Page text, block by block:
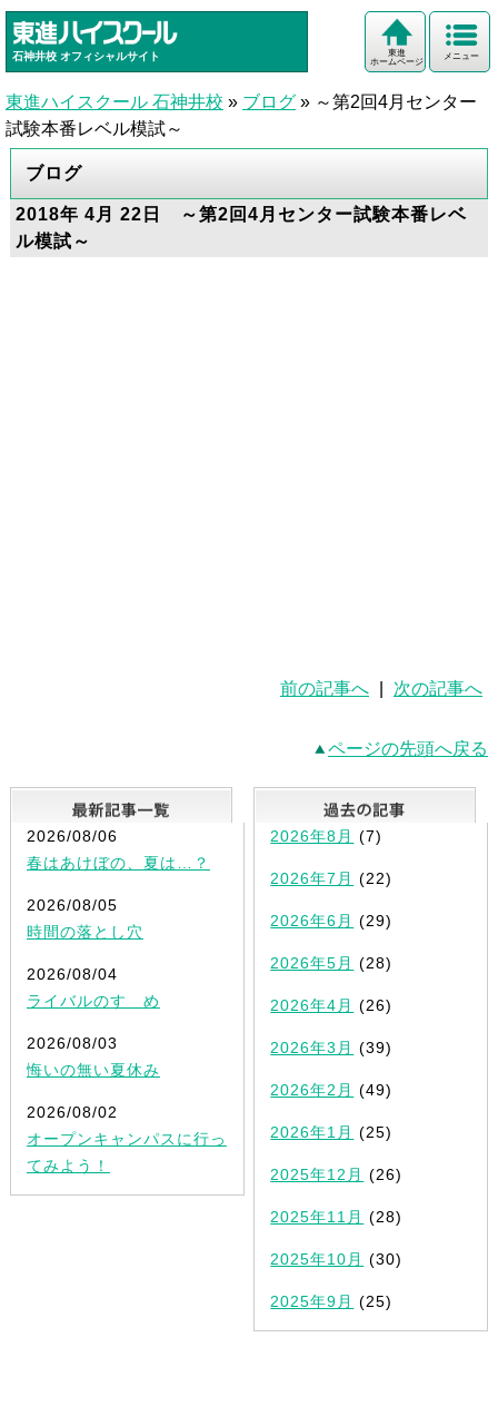
石神井校 オフィシャルサイト メニュー
東進
ホームページ
東進ハイスクール 石神井校 » ブログ » ～第2回4月センター
試験本番レベル模試～
ブログ
2018年 4月 22日 ～第2回4月センター試験本番レベ
ル模試～
前の記事へ 次の記事へ
ページの先頭へ戻る
最新記事一覧
2026/08/06
春はあけぼの、夏は…？
2026/08/05
時間の落とし穴
2026/08/04
ライバルのすゝめ
2026/08/03
悔いの無い夏休み
2026/08/02
オープンキャンパスに行っ
てみよう！
2026年8月 (7)
2026年7月 (22)
2026年6月 (29)
2026年5月 (28)
2026年4月 (26)
2026年3月 (39)
2026年2月 (49)
2026年1月 (25)
2025年12月 (26)
2025年11月 (28)
2025年10月 (30)
2025年9月 (25)